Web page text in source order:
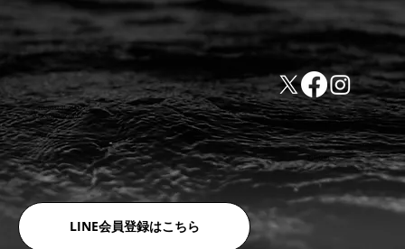
LINE会員登録はこちら
TEL:0532-31-4646
FAX:0532-32-6810
​会社概要
​利用規約